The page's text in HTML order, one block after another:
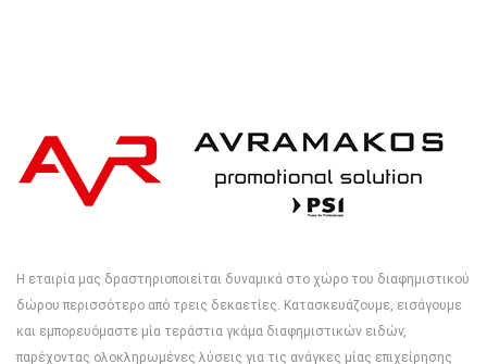
Η εταιρία μας δραστηριοποιείται δυναμικά στο χώρο του διαφημιστικού
δώρου περισσότερο από τρεις δεκαετίες. Κατασκευάζουμε, εισάγουμε
και εμπορευόμαστε μία τεράστια γκάμα διαφημιστικών ειδών,
παρέχοντας ολοκληρωμένες λύσεις για τις ανάγκες μίας επιχείρησης